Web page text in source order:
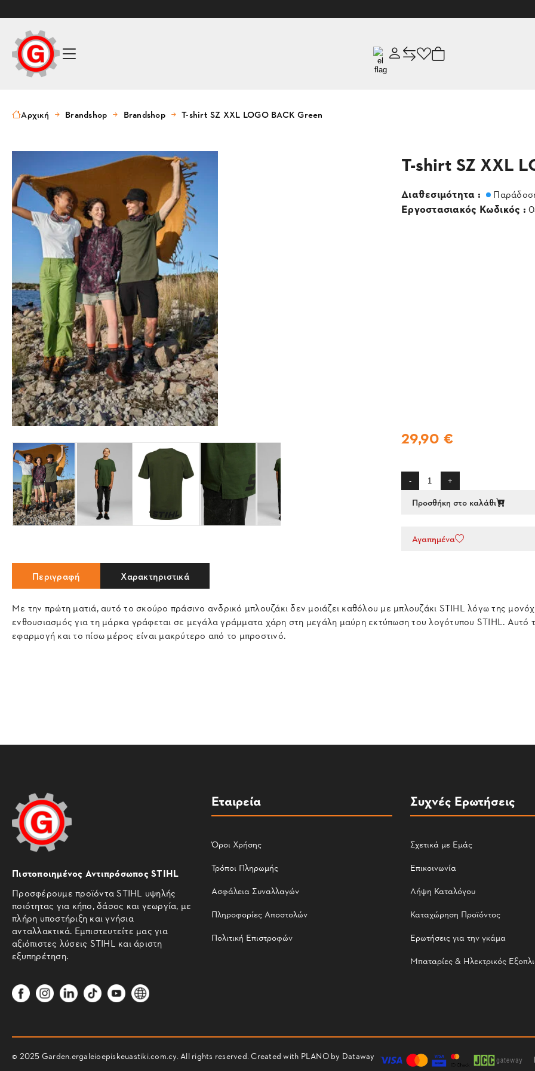
Αρχική Brandshop Brandshop T-shirt SZ XXL LOGO BACK Green
T-shirt SZ XXL
Διαθεσιμότητα :
Εργοστασιακός Κωδικός :
29,90 €
- +
Προσθήκη στο καλάθι
Αγαπημένα
Περιγραφή Χαρακτηριστικά
Με την πρώτη ματιά, αυτό το σκούρο πράσινο ανδρικό μπλουζάκι δεν μοιάζει καθόλου με μπλουζάκι STIHL λόγω της
ενθουσιασμός για τη μάρκα γράφεται σε μεγάλα γράμματα χάρη στη μεγάλη μαύρη εκτύπωση του λογότυπου STIHL.
εφαρμογή και το πίσω μέρος είναι μακρύτερο από το μπροστινό.
Πιστοποιημένος Αντιπρόσωπος STIHL
Προσφέρουμε προϊόντα STIHL υψηλής
ποιότητας για κήπο, δάσος και γεωργία, με
πλήρη υποστήριξη και γνήσια
ανταλλακτικά. Εμπιστευτείτε μας για
αξιόπιστες λύσεις STIHL και άριστη
εξυπηρέτηση.
Εταιρεία
Όροι Χρήσης
Τρόποι Πληρωμής
Ασφάλεια Συναλλαγών
Πληροφορίες Αποστολών
Πολιτική Επιστροφών
Συχνές Ερωτήσεις
Σχετικά με Εμάς
Επικοινωνία
Λήψη Καταλόγου
Καταχώρηση Προϊόντος
Ερωτήσεις για την γκάμα
Μπαταρίες & Ηλεκτρικός
© 2025 Garden.ergaleioepiskeuastiki.com.cy. All rights reserved. Created with PLANO by Dataway